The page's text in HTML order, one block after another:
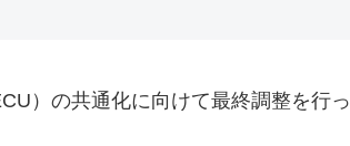
）の共通化に向けて最終調整を行っ